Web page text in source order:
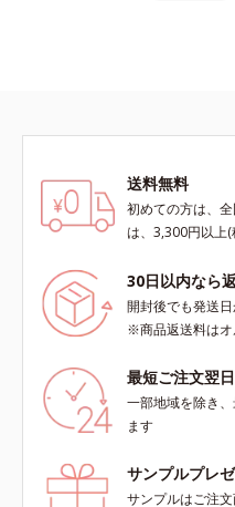
送料無料
初めての方は、
は、3,300円以上
30日以内なら
開封後でも発送
※商品返送料は
最短ご注文翌
一部地域を除き
ます
サンプルプレ
サンプルはご注